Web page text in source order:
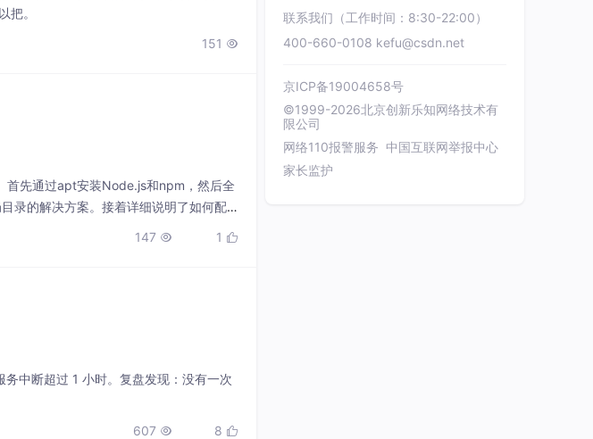
把。
151 
首先通过apt安装Node.js和npm，然后全
录的解决方案。接着详细说明了如何配
模型参数。最后还介绍了如何通过修改.c
147  1 
中断超过 1 小时。复盘发现：没有一次
607  8 
联系我们（工作时间：8:30-22:00）
400-660-0108 kefu@csdn.net
京ICP备19004658号
©1999-2026北京创新乐知网络技术有
限公司
网络110报警服务 中国互联网举报中心
家长监护